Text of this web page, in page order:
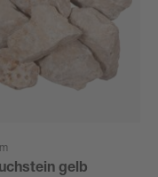
gelb